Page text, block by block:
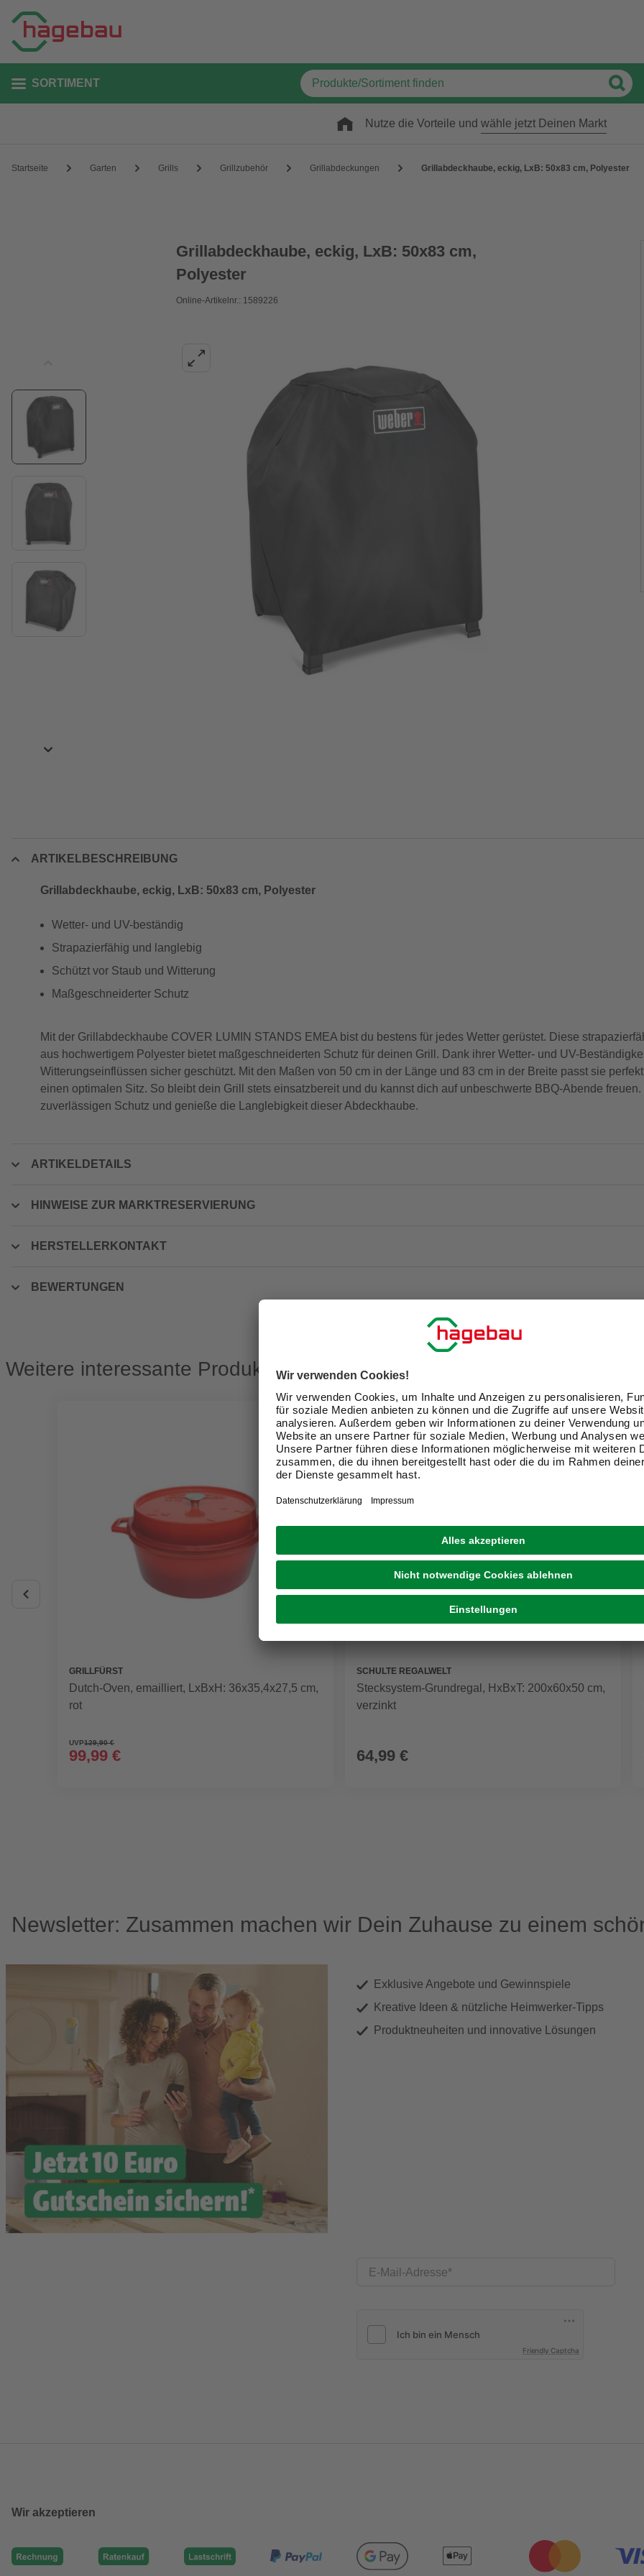
SORTIMENT
Nutze die Vorteile und wähle jetzt Deinen Markt
Startseite Garten Grills Grillzubehör Grillabdeckungen Grillabdeckhaube, eckig, LxB: 50x83 cm, Polyester
Grillabdeckhaube, eckig, LxB: 50x83 cm,
Polyester
Online-Artikelnr.: 1589226
ARTIKELBESCHREIBUNG
Grillabdeckhaube, eckig, LxB: 50x83 cm, Polyester
Wetter- und UV-beständig
Strapazierfähig und langlebig
Schützt vor Staub und Witterung
Maßgeschneiderter Schutz
Mit der Grillabdeckhaube COVER LUMIN STANDS EMEA bist du bestens für jedes Wetter gerüstet. Diese
aus hochwertigem Polyester bietet maßgeschneiderten Schutz für deinen Grill. Dank ihrer Wetter- und UV-
Witterungseinflüssen sicher geschützt. Mit den Maßen von 50 cm in der Länge und 83 cm in der Breite passt sie
einen optimalen Sitz. So bleibt dein Grill stets einsatzbereit und du kannst dich auf unbeschwerte BBQ-Abende
zuverlässigen Schutz und genieße die Langlebigkeit dieser Abdeckhaube.
ARTIKELDETAILS
HINWEISE ZUR MARKTRESERVIERUNG
HERSTELLERKONTAKT
BEWERTUNGEN
Weitere interessante Produkte
GRILLFÜRST
Dutch-Oven, emailliert, LxBxH: 36x35,4x27,5 cm,
rot
UVP129,90 €
99,99 €
SCHULTE REGALWELT
Stecksystem-Grundregal, HxBxT: 200x60x50 cm,
verzinkt
64,99 €
Newsletter: Zusammen machen wir Dein Zuhause zu einem
Exklusive Angebote und Gewinnspiele
Kreative Ideen & nützliche Heimwerker-Tipps
Produktneuheiten und innovative Lösungen
E-Mail-Adresse
Friendly Captcha
Wir akzeptieren